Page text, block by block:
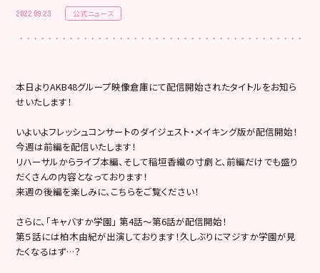
2022.09.23 公式ニュース
本日よりAKB48グループ映像倉庫にて配信開始されたタイトルをお知ら
せいたします！
いよいよフレッシュコンサートのダイジェスト・メイキング版が配信開始！
今週は前編を配信いたします！
リハーサルからライブ本編、そして稲垣香織の寸劇と、前編だけでも盛り
だくさんの内容となっております！
来週の後編を楽しみに、こちらをご覧ください！
さらに、「キャバすか学園」 第4話〜第6話が配信開始！
第５話には柏木由紀が出演しております！久しぶりにマジすか学園が見
たくなるはず…？